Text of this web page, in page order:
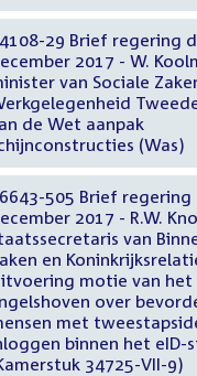
29 Brief regering
2017 - W.
van Sociale
de Wet aanpak
(Was)
505 Brief regering
2017 - R.W.
van
en
motie van het
over
met
binnen het eID-
34725-VII-9)